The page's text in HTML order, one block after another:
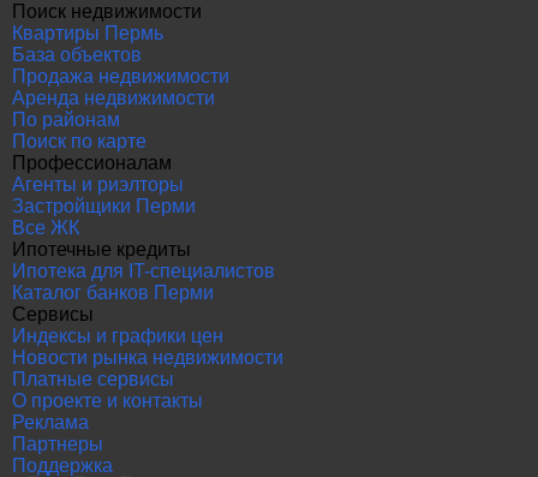
Поиск недвижимости
Квартиры Пермь
База объектов
Продажа недвижимости
Аренда недвижимости
По районам
Поиск по карте
Профессионалам
Агенты и риэлторы
Застройщики Перми
Все ЖК
Ипотечные кредиты
Ипотека для IT-специалистов
Каталог банков Перми
Сервисы
Индексы и графики цен
Новости рынка недвижимости
Платные сервисы
О проекте и контакты
Реклама
Партнеры
Поддержка